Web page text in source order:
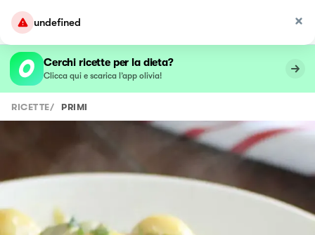
undefined
Cerchi ricette per la dieta?
Clicca qui e scarica l’app olivia!
RICETTE/ PRIMI